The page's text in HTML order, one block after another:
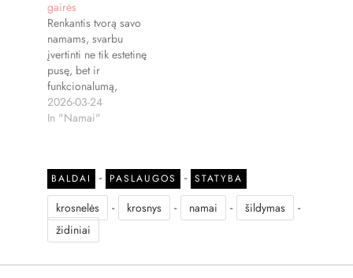
gairės
Renkantis tvorą savo
namams, svarbu
įvertinti ne tik estetinę
pusę, bet ir
funkcionalumą,
saugumą bei
ilgaamžiškumą.
apsaugoti nuo
nepageidaujamų
svečių, o kartu tapti
svarbia architektūrinio
dizaino dalimi. Tikras
2026-03-24
In "Namai"
BALDAI - PASLAUGOS - STATYBA
krosnelės - krosnys - namai - šildymas -
židiniai